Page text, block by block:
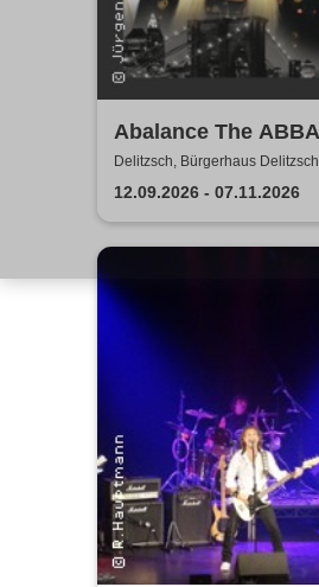
Abalance The
Revival Show - a
ABBA
Delitzsch, Bürgerhaus Delitzsch
12.09.2026 - 07.11.2026